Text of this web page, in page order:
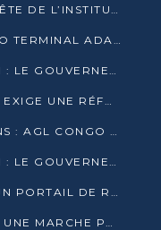
ÉTIENNE PAKA CONFIRMÉ À LA TÊTE DE L’INSTITUT GÉOGRAPHIQUE NATIONAL
PORT DE POINTE-NOIRE : CONGO TERMINAL ADAPTE SON DRAGAGE AUX SABLES BITUMINEUX
JOURNÉE DE L’ENFANT AFRICAIN : LE GOUVERNEMENT RÉAFFIRME SON ENGAGEMENT POUR L’ACCÈS À L’EAU ET À L’ASSAINISSEMENT
FMI–CONGO : LA SOCIÉTÉ CIVILE EXIGE UNE RÉFORME DE LA FISCALITÉ PÉTROLIÈRE
JOURNÉE MONDIALE DES OCÉANS : AGL CONGO MOBILISE SES COLLABORATEURS POUR LA PRÉSERVATION DE LA BIODIVERSITÉ MARINE
JOURNÉE DE L’ENFANT AFRICAIN : LE GOUVERNEMENT MOBILISÉ POUR L’HYGIÈNE DANS LES ORPHELINATS
LCDE DÉMENT L’OUVERTURE D’UN PORTAIL DE RECRUTEMENT ET APPELLE À LA VIGILANCE
TRAVERSÉE DU MAYOMBE 2026 : UNE MARCHE POUR SENSIBILISER ET DÉPISTER AU DIABÈTE